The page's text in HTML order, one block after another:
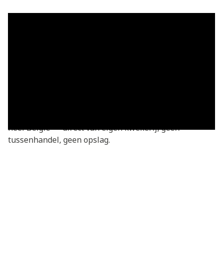
heel België — direct van eigen kwekerij, geen
tussenhandel, geen opslag.